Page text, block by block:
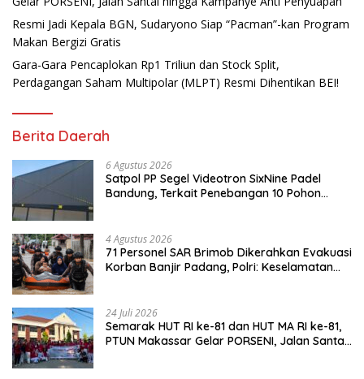
Resmi Jadi Kepala BGN, Sudaryono Siap “Pacman”-kan Program
Makan Bergizi Gratis
Gara-Gara Pencaplokan Rp1 Triliun dan Stock Split,
Perdagangan Saham Multipolar (MLPT) Resmi Dihentikan BEI!
Berita Daerah
6 Agustus 2026
Satpol PP Segel Videotron SixNine Padel
Bandung, Terkait Penebangan 10 Pohon
4 Agustus 2026
71 Personel SAR Brimob Dikerahkan Evakuasi
Korban Banjir Padang, Polri: Keselamatan
24 Juli 2026
Semarak HUT RI ke-81 dan HUT MA RI ke-81,
PTUN Makassar Gelar PORSENI, Jalan Santai